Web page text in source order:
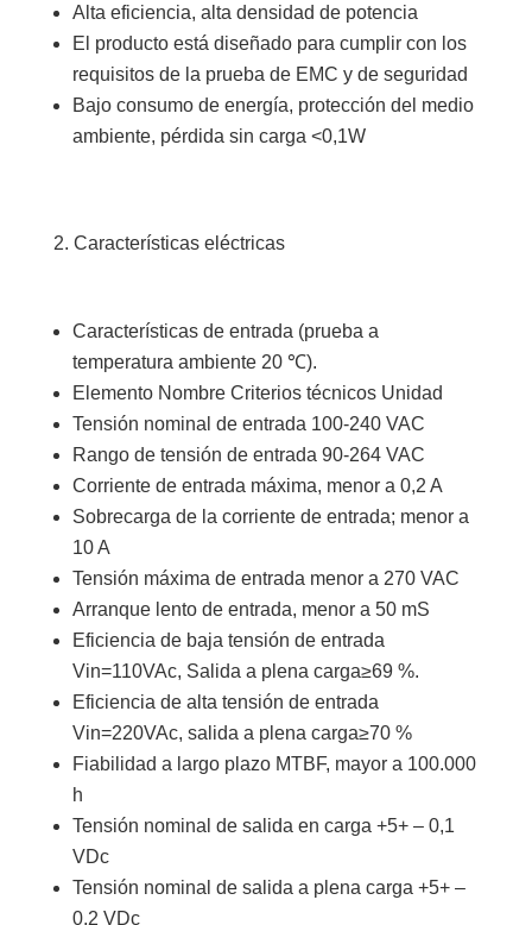
Alta eficiencia, alta densidad de potencia
El producto está diseñado para cumplir con los
requisitos de la prueba de EMC y de seguridad
Bajo consumo de energía, protección del medio
ambiente, pérdida sin carga <0,1W
Características eléctricas
Características de entrada (prueba a
temperatura ambiente 20 ℃).
Elemento Nombre Criterios técnicos Unidad
Tensión nominal de entrada 100-240 VAC
Rango de tensión de entrada 90-264 VAC
Corriente de entrada máxima, menor a 0,2 A
Sobrecarga de la corriente de entrada; menor a
10 A
Tensión máxima de entrada menor a 270 VAC
Arranque lento de entrada, menor a 50 mS
Eficiencia de baja tensión de entrada
Vin=110VAc, Salida a plena carga≥69 %.
Eficiencia de alta tensión de entrada
Vin=220VAc, salida a plena carga≥70 %
Fiabilidad a largo plazo MTBF, mayor a 100.000
h
Tensión nominal de salida en carga +5+ – 0,1
VDc
Tensión nominal de salida a plena carga +5+ –
0,2 VDc